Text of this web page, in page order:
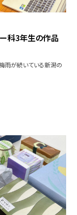
科3年生の作品
雨が続いている新潟の